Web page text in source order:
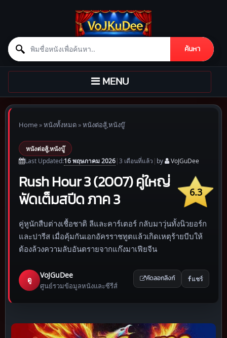
Search for:
ค้นหา
Skip to content
TOGGLE
NAVIGATION
MENU
Home»หนังทั้งหมด»หนังต่อสู้,หนังบู๊
หนังต่อสู้,หนังบู๊
Last Updated:16 พฤษภาคม 2026|3 เดือนที่แล้ว | by VoJGuDee
6.3
Rush Hour 3 (2007) คู่ใหญ่
ฟัดเต็มสปีด ภาค 3
คู่หูนักสืบต่างเชื้อชาติ ลีและคาร์เตอร์ กลับมาวุ่นทั้งนิวยอร์ก
และปารีส เมื่อคุ้มกันเอกอัครราชทูตแล้วเกิดเหตุร้ายบีบให้
ต้องล้วงความลับอันตรายจากแก๊งมาเฟียจีน
ดู
VoJGuDee
ศูนย์รวมข้อมูลหนังและซีรีส์
คัดลอกลิงก์ แชร์